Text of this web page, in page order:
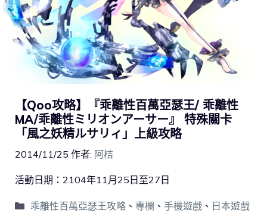
【Qoo攻略】『乖離性百萬亞瑟王/ 乖離性
MA/乖離性ミリオンアーサー』 特殊關卡
「風之妖精ルサリィ」上級攻略
2014/11/25 作者: 阿桔
活動日期：2104年11月25日至27日
乖離性百萬亞瑟王攻略、 專欄 、 手機遊戲、 日本遊戲